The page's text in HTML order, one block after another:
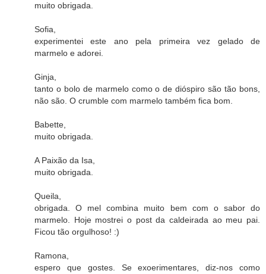
muito obrigada.
Sofia,
experimentei este ano pela primeira vez gelado de
marmelo e adorei.
Ginja,
tanto o bolo de marmelo como o de dióspiro são tão bons,
não são. O crumble com marmelo também fica bom.
Babette,
muito obrigada.
A Paixão da Isa,
muito obrigada.
Queila,
obrigada. O mel combina muito bem com o sabor do
marmelo. Hoje mostrei o post da caldeirada ao meu pai.
Ficou tão orgulhoso! :)
Ramona,
espero que gostes. Se exoerimentares, diz-nos como